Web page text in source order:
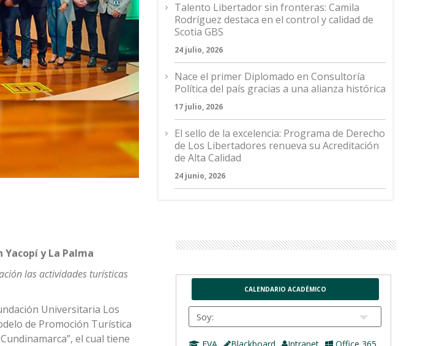
Yacopí y La Palma
las actividades turísticas
Universitaria Los
de Promoción Turística
el cual tiene
Talento Libertador sin fronteras: Camila
Rodríguez destaca en el control y calidad de
Scotia GBS
24 julio, 2026
Nace el primer Diplomado en Consultoría
Política del país gracias a una alianza histórica
17 julio, 2026
El sello de la excelencia: Programa de Derecho
de Los Libertadores renueva su Acreditación
de Alta Calidad
24 junio, 2026